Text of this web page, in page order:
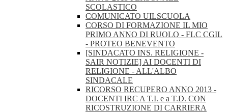
SCOLASTICO
COMUNICATO UILSCUOLA
CORSO DI FORMAZIONE IL MIO
PRIMO ANNO DI RUOLO - FLC CGIL
- PROTEO BENEVENTO
[SINDACATO INS. RELIGIONE -
SAIR NOTIZIE] AI DOCENTI DI
RELIGIONE - ALL'ALBO
SINDACALE
RICORSO RECUPERO ANNO 2013 -
DOCENTI IRC A T.I. e a T.D. CON
RICOSTRUZIONE DI CARRIERA